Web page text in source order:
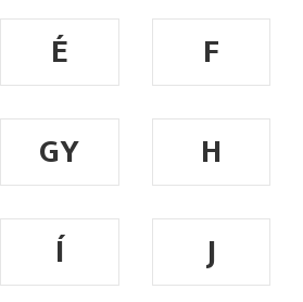
É
F
GY
H
Í J